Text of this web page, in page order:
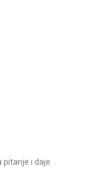
pitanje i daje